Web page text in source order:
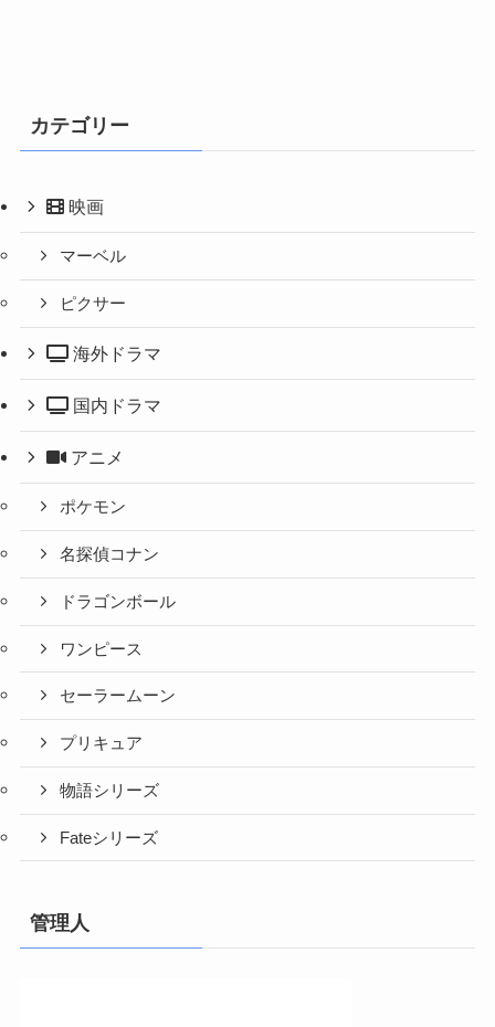
カテゴリー
映画
マーベル
ピクサー
海外ドラマ
国内ドラマ
アニメ
ポケモン
名探偵コナン
ドラゴンボール
ワンピース
セーラームーン
プリキュア
物語シリーズ
Fateシリーズ
管理人